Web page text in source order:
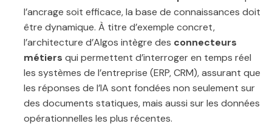
l’ancrage soit efficace, la base de connaissances doit
être dynamique. À titre d’exemple concret,
l’architecture d’Algos intègre des connecteurs
métiers qui permettent d’interroger en temps réel
les systèmes de l’entreprise (ERP, CRM), assurant que
les réponses de l’IA sont fondées non seulement sur
des documents statiques, mais aussi sur les données
opérationnelles les plus récentes.